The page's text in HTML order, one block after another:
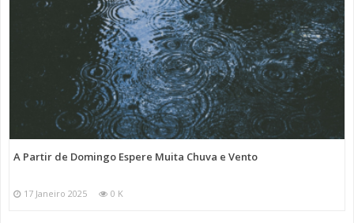
A Partir de Domingo Espere Muita Chuva e Vento
17 Janeiro 2025 0 K